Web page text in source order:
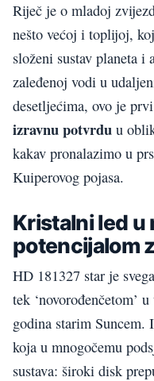
Riječ je o mladoj
nešto većoj i toplijoj,
složeni sustav planeta i
zaleđenoj vodi u
desetljećima, ovo je
izravnu potvrdu u
kakav pronalazimo u
Kuiperovog pojasa.
Kristalni led u
potencijalom
HD 181327 star je
tek ‘novorođenčetom’
godina starim Suncem.
koja u mnogočemu
sustava: široki disk